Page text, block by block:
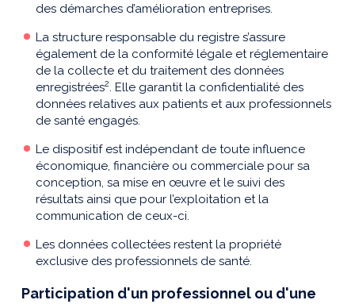
des démarches d’amélioration entreprises.
La structure responsable du registre s’assure
également de la conformité légale et réglementaire
de la collecte et du traitement des données
enregistrées2. Elle garantit la confidentialité des
données relatives aux patients et aux professionnels
de santé engagés.
Le dispositif est indépendant de toute influence
économique, financière ou commerciale pour sa
conception, sa mise en œuvre et le suivi des
résultats ainsi que pour l’exploitation et la
communication de ceux-ci.
Les données collectées restent la propriété
exclusive des professionnels de santé.
Participation d'un professionnel ou d'une